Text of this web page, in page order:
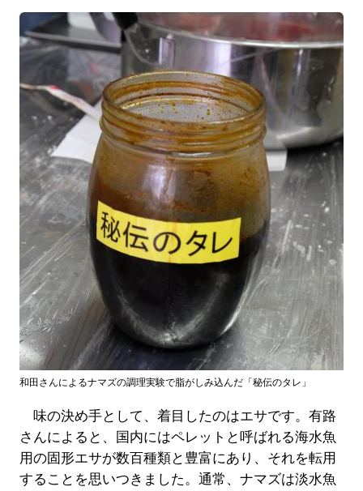
和田さんによるナマズの調理実験で脂がしみ込んだ「秘伝のタレ」
味の決め手として、着目したのはエサです。有路
さんによると、国内にはペレットと呼ばれる海水魚
用の固形エサが数百種類と豊富にあり、それを転用
することを思いつきました。通常、ナマズは淡水魚